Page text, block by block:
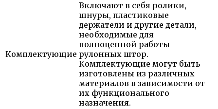
Комплектующие
Включают в себя ролики,
шнуры, пластиковые
держатели и другие детали,
необходимые для
полноценной работы
рулонных штор.
Комплектующие могут быть
изготовлены из различных
материалов в зависимости от
их функционального
назначения.